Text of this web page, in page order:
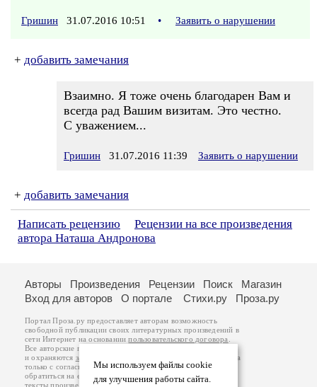
Гришин 31.07.2016 10:51 • Заявить о нарушении
+ добавить замечания
Взаимно. Я тоже очень благодарен Вам и
всегда рад Вашим визитам. Это честно.
С уважением...
Гришин 31.07.2016 11:39 Заявить о нарушении
+ добавить замечания
Написать рецензию
Рецензии на все произведения
автора Наташа Андронова
Мы используем файлы cookie
для улучшения работы сайта.
Авторы Произведения Рецензии Поиск
Магазин
Вход для авторов
О портале Стихи.ру Проза.ру
Портал Проза.ру предоставляет авторам возможность
свободной публикации своих литературных произведений в
сети Интернет на основаниипользовательского договора
Все авторские права на произведения принадлежат авторам
и охраняются законом
. Перепечатка произведений возможна
только с согласия его автора, к которому вы можете
обратиться на его авторской странице. Ответственность за
тексты произведений авторы несут самостоятельно на